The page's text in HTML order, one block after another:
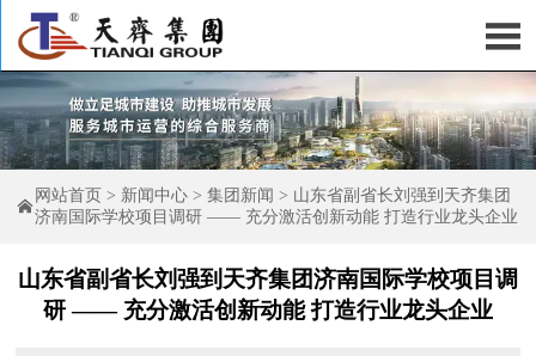


网站首页 > 新闻中心 > 集团新闻 > 山东省副省长刘强到天齐集团
济南国际学校项目调研 —— 充分激活创新动能 打造行业龙头企业
山东省副省长刘强到天齐集团济南国际学校项目调
研 —— 充分激活创新动能 打造行业龙头企业